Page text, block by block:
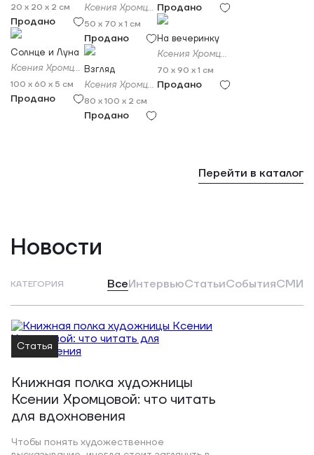
20 x 20 x 2 см
Продано
Солнце и Луна
Ксения Хромцова
100 x 60 x 5 см
Продано
Ксения Хромцова
50 x 70 x 1 см
Продано
Взгляд
Ксения Хромцова
80 x 100 x 2 см
Продано
Продано
На вечеринку
Ксения Хромцова
70 x 90 x 1 см
Продано
Перейти в каталог
Новости
КАТЕГОРИЯ ВсеИнтервьюСтатьиСобытияСМИ
Статья
Книжная полка художницы
Ксении Хромцовой: что читать
для вдохновения
Чтобы понять художественное